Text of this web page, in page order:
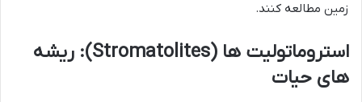
زمین مطالعه کنند.
استروماتولیت ها (Stromatolites): ریشه
های حیات